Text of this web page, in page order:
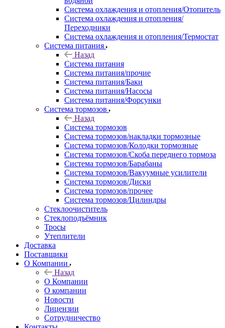
Система охлаждения и отопления/Отопитель
Система охлаждения и отопления/
Переходники
Система охлаждения и отопления/Термостат
Система питания
Назад
Система питания
Система питания/прочие
Система питания/Баки
Система питания/Насосы
Система питания/Форсунки
Система тормозов
Назад
Система тормозов
Система тормозов/накладки тормозные
Система тормозов/Колодки тормозные
Система тормозов/Скоба переднего тормоза
Система тормозов/Барабаны
Система тормозов/Вакуумные усилители
Система тормозов/Диски
Система тормозов/прочее
Система тормозов/Цилиндры
Стеклоочиститель
Стеклоподъёмник
Тросы
Утеплители
Доставка
Поставщики
О Компании
Назад
О Компании
О компании
Новости
Лицензии
Сотрудничество